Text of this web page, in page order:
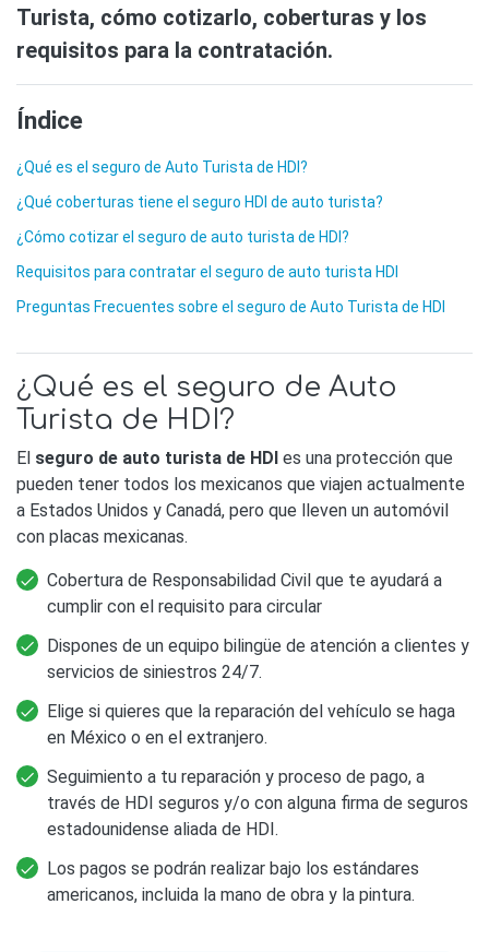
Turista, cómo cotizarlo, coberturas y los
requisitos para la contratación.
Índice
¿Qué es el seguro de Auto Turista de HDI?
¿Qué coberturas tiene el seguro HDI de auto turista?
¿Cómo cotizar el seguro de auto turista de HDI?
Requisitos para contratar el seguro de auto turista HDI
Preguntas Frecuentes sobre el seguro de Auto Turista de HDI
¿Qué es el seguro de Auto
Turista de HDI?
El seguro de auto turista de HDI es una protección que
pueden tener todos los mexicanos que viajen actualmente
a Estados Unidos y Canadá, pero que lleven un automóvil
con placas mexicanas.
Cobertura de Responsabilidad Civil que te ayudará a
cumplir con el requisito para circular
Dispones de un equipo bilingüe de atención a clientes y
servicios de siniestros 24/7.
Elige si quieres que la reparación del vehículo se haga
en México o en el extranjero.
Seguimiento a tu reparación y proceso de pago, a
través de HDI seguros y/o con alguna firma de seguros
estadounidense aliada de HDI.
Los pagos se podrán realizar bajo los estándares
americanos, incluida la mano de obra y la pintura.